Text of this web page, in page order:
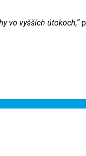
vo vyšších útokoch,“